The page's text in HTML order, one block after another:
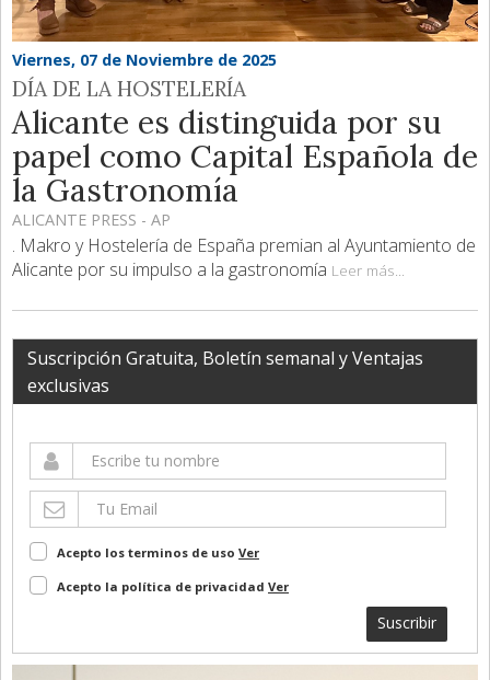
Viernes, 07 de Noviembre de 2025
DÍA DE LA HOSTELERÍA
Alicante es distinguida por su
papel como Capital Española de
la Gastronomía
ALICANTE PRESS - AP
. Makro y Hostelería de España premian al Ayuntamiento de
Alicante por su impulso a la gastronomía Leer más...
Suscripción Gratuita, Boletín semanal y Ventajas
exclusivas
Acepto los terminos de uso Ver
Acepto la política de privacidad Ver
Suscribir